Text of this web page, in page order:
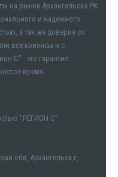
на рынке Архангельска РК
и надежного
а так же доверие со
все кризисы и с
С" - это гарантия
время.
"РЕГИОН С"
обл, Архангельск г,